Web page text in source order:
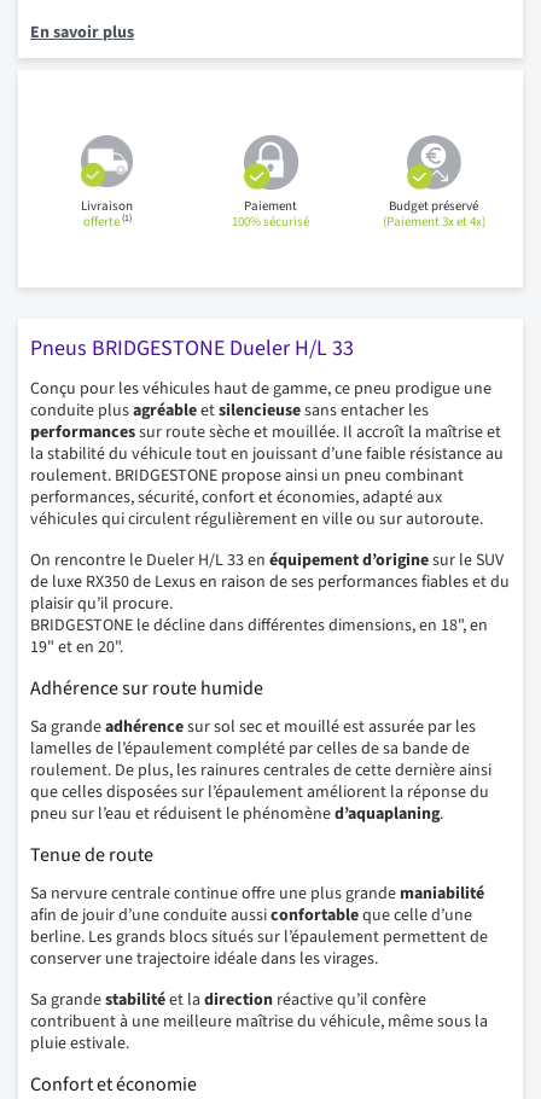
En savoir plus
Livraison
offerte(1)
Paiement
100% sécurisé
Budget préservé
(Paiement 3x et 4x)
Pneus BRIDGESTONE Dueler H/L 33
Conçu pour les véhicules haut de gamme, ce pneu prodigue une
conduite plusagréableetsilencieusesans entacher les
performancessur route sèche et mouillée. Il accroît la maîtrise et
la stabilité du véhicule tout en jouissant d’une faible résistance au
roulement. BRIDGESTONE propose ainsi un pneu combinant
performances, sécurité, confort et économies, adapté aux
véhicules qui circulent régulièrement en ville ou sur autoroute.
On rencontre le Dueler H/L 33 en équipement d’originesur le SUV
de luxe RX350 de Lexus en raison de ses performances fiables et du
plaisir qu’il procure.
BRIDGESTONE le décline dans différentes dimensions, en 18", en
19" et en 20".
Adhérence sur route humide
Sa grandeadhérencesur sol sec et mouillé est assurée par les
lamelles de l’épaulement complété par celles de sa bande de
roulement. De plus, les rainures centrales de cette dernière ainsi
que celles disposées sur l’épaulement améliorent la réponse du
pneu sur l’eau et réduisent le phénomèned’aquaplaning.
Tenue de route
Sa nervure centrale continue offre une plus grande maniabilité
afin de jouir d’une conduite aussiconfortableque celle d’une
berline. Les grands blocs situés sur l’épaulement permettent de
conserver une trajectoire idéale dans les virages.
Sa grandestabilitéet la direction réactive qu’il confère
contribuent à une meilleure maîtrise du véhicule, même sous la
pluie estivale.
Confort et économie